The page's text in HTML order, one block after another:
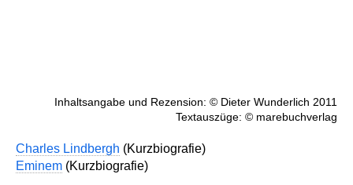
Inhaltsangabe und Rezension: © Dieter Wunderlich 2011
Textauszüge: © marebuchverlag
Charles Lindbergh (Kurzbiografie)
Eminem (Kurzbiografie)